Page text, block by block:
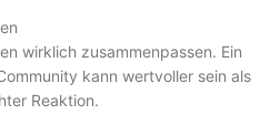
wirklich zusammenpassen. Ein
kann wertvoller sein als
Reaktion.